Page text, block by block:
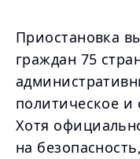
Приостановка
граждан 75
политическое и
Хотя
на